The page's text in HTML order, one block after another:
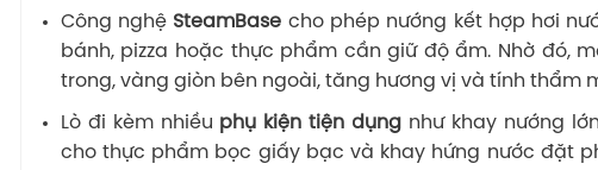
Công nghệ SteamBase cho phép nướng kết hợp hơi
bánh, pizza hoặc thực phẩm cần giữ độ ẩm. Nhờ đó,
trong, vàng giòn bên ngoài, tăng hương vị và tính thẩm
Lò đi kèm nhiều phụ kiện tiện dụng như khay nướng
cho thực phẩm bọc giấy bạc và khay hứng nước đặt